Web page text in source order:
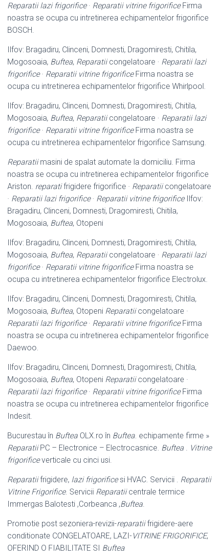
Reparatii lazi frigorifice· Reparatii vitrine frigorificeFirma
noastra se ocupa cu intretinerea echipamentelor frigorifice
BOSCH.
Ilfov: Bragadiru, Clinceni, Domnesti, Dragomiresti, Chitila,
Mogosoaia, Buftea, Reparatiicongelatoare · Reparatii lazi
frigorifice· Reparatii vitrine frigorificeFirma noastra se
ocupa cu intretinerea echipamentelor frigorifice Whirlpool.
Ilfov: Bragadiru, Clinceni, Domnesti, Dragomiresti, Chitila,
Mogosoaia, Buftea, Reparatiicongelatoare · Reparatii lazi
frigorifice· Reparatii vitrine frigorificeFirma noastra se
ocupa cu intretinerea echipamentelor frigorifice Samsung.
Reparatiimasini de spalat automate la domiciliu. Firma
noastra se ocupa cu intretinerea echipamentelor frigorifice
Ariston. reparatifrigidere frigorifice · Reparatiicongelatoare
· Reparatii lazi frigorifice· Reparatii vitrine frigorificeIlfov:
Bragadiru, Clinceni, Domnesti, Dragomiresti, Chitila,
Mogosoaia, Buftea, Otopeni
Ilfov: Bragadiru, Clinceni, Domnesti, Dragomiresti, Chitila,
Mogosoaia, Buftea, Reparatiicongelatoare · Reparatii lazi
frigorifice· Reparatii vitrine frigorificeFirma noastra se
ocupa cu intretinerea echipamentelor frigorifice Electrolux.
Ilfov: Bragadiru, Clinceni, Domnesti, Dragomiresti, Chitila,
Mogosoaia, Buftea, Otopeni Reparatiicongelatoare ·
Reparatii lazi frigorifice· Reparatii vitrine frigorificeFirma
noastra se ocupa cu intretinerea echipamentelor frigorifice
Daewoo.
Ilfov: Bragadiru, Clinceni, Domnesti, Dragomiresti, Chitila,
Mogosoaia, Buftea, Otopeni Reparatiicongelatoare ·
Reparatii lazi frigorifice· Reparatii vitrine frigorificeFirma
noastra se ocupa cu intretinerea echipamentelor frigorifice
Indesit.
Bucurestau în Buftea OLX.ro în Buftea. echipamente firme »
ReparatiiPC – Electronice – Electrocasnice. Buftea . Vitrine
frigorificeverticale cu cinci usi.
Reparatiifrigidere, lazi frigorificesi HVAC. Servicii . Reparatii
Vitrine Frigorifice. Servicii Reparatiicentrale termice
Immergas Balotesti ,Corbeanca ,Buftea.
Promotie post sezoniera-revizii-reparatiifrigidere-aere
conditionate CONGELATOARE, LAZI- VITRINE FRIGORIFICE,
OFERIND O FIABILITATE SI Buftea